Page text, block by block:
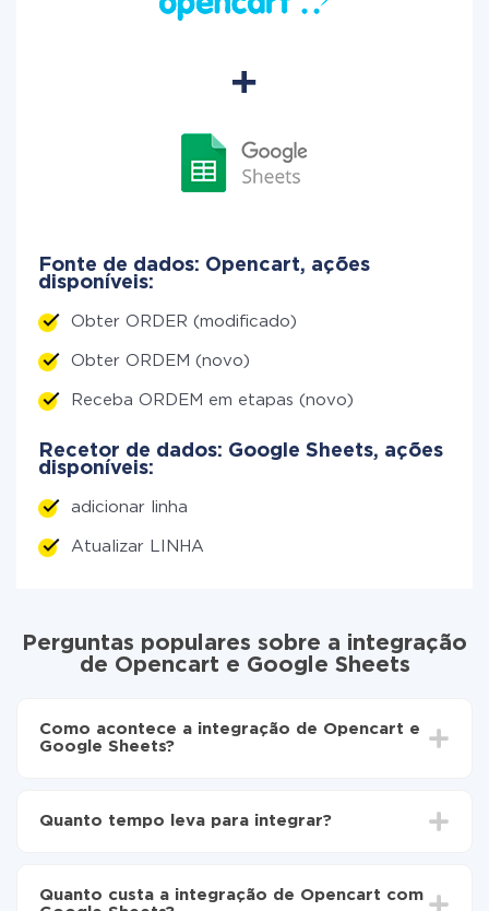
Fonte de dados: Opencart, ações
disponíveis:
Obter ORDER (modificado)
Obter ORDEM (novo)
Receba ORDEM em etapas (novo)
Recetor de dados: Google Sheets, ações
disponíveis:
adicionar linha
Atualizar LINHA
Perguntas populares sobre a integração
de Opencart e Google Sheets
Como acontece a integração de Opencart e
Google Sheets?
Google Sheets
automaticamente de Opencart para Google Sheets
Quanto tempo leva para integrar?
30 minutos. Em média, a configuração leva de 10 a 15
Quanto custa a integração de Opencart com